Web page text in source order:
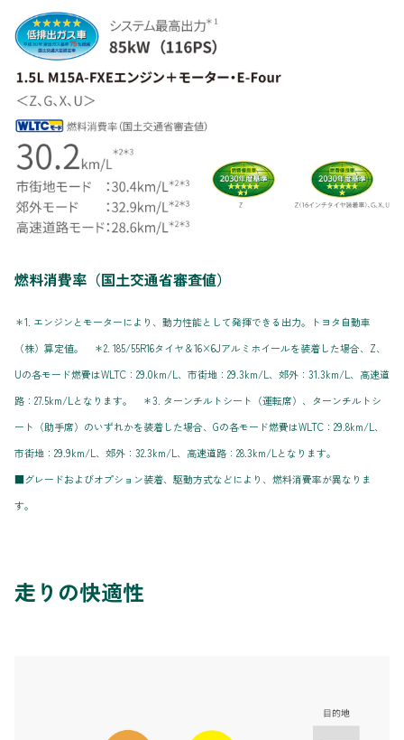
燃料消費率（国土交通省審査値）
＊1. エンジンとモーターにより、動力性能として発揮できる出力。トヨタ自動車
（株）算定値。 ＊2. 185/55R16タイヤ＆16×6Jアルミホイールを装着した場合、Z、
Uの各モード燃費はWLTC：29.0km/L、市街地：29.3km/L、郊外：31.3km/L、高速道
路：27.5km/Lとなります。 ＊3. ターンチルトシート（運転席）、ターンチルトシ
ート（助手席）のいずれかを装着した場合、Gの各モード燃費はWLTC：29.8km/L、
市街地：29.9km/L、郊外：32.3km/L、高速道路：28.3km/Lとなります。
■グレードおよびオプション装着、駆動方式などにより、燃料消費率が異なりま
す。
走りの快適性